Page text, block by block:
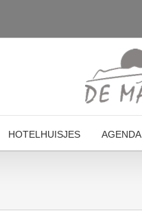
HOTELHUISJES AGENDA